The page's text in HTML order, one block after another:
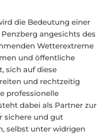
die Bedeutung einer
angesichts des
Wetterextreme
und öffentliche
sich auf diese
und rechtzeitig
professionelle
dabei als Partner zur
sichere und gut
selbst unter widrigen